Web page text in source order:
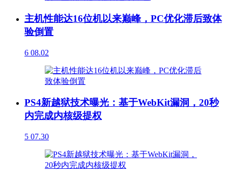
主机性能达16位机以来巅峰，PC优化滞后致体
验倒置
6 08.02
PS4新越狱技术曝光：基于WebKit漏洞，20秒
内完成内核级提权
5 07.30